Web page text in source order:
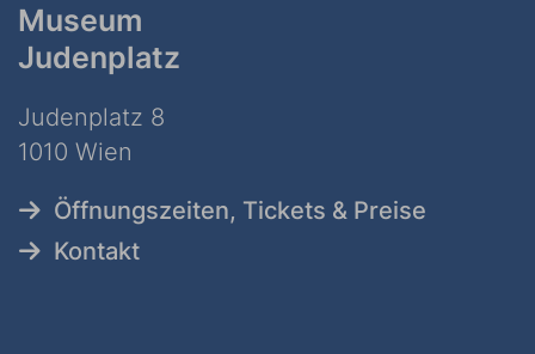
Museum
Judenplatz
Judenplatz 8
1010 Wien
Öffnungszeiten, Tickets & Preise
Kontakt